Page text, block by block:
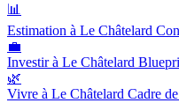
📊
Estimation à Le Châtelard
💼
Investir à Le Châtelard
🌿
Vivre à Le Châtelard Cadre